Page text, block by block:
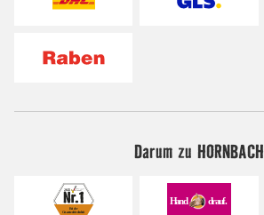
Darum zu HORNBACH